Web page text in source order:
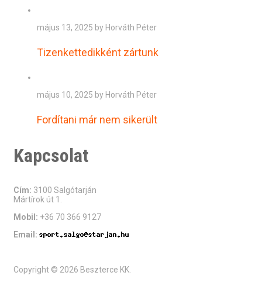
május 13, 2025 by Horváth Péter
Tizenkettedikként zártunk
május 10, 2025 by Horváth Péter
Fordítani már nem sikerült
Kapcsolat
Cím: 3100 Salgótarján
Mártírok út 1.
Mobil: +36 70 366 9127
Email:
Copyright © 2026 Beszterce KK.